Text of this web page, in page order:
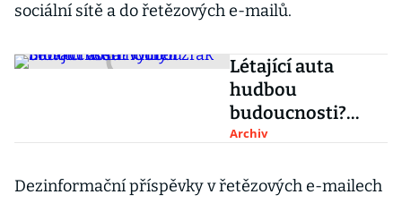
sociální sítě a do řetězových e-mailů.
Létající auta
hudbou
budoucnosti?
Omyl. Slováci
Archiv
Dezinformační příspěvky v řetězových e-mailech